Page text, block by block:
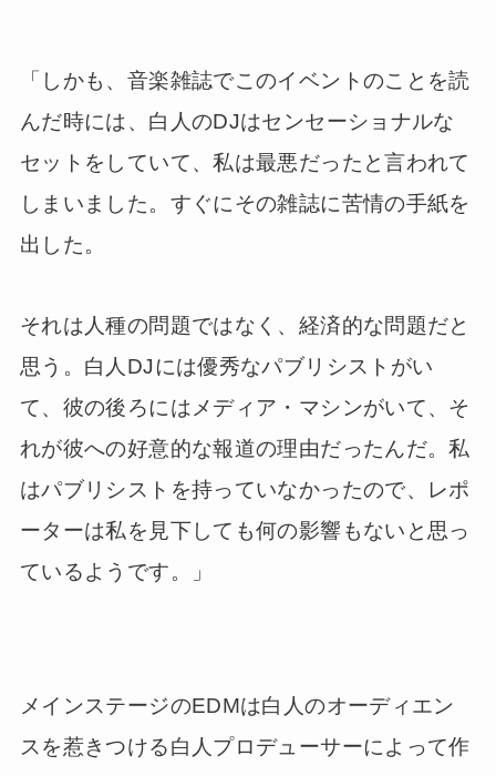
「しかも、音楽雑誌でこのイベントのことを読
んだ時には、白人のDJはセンセーショナルな
セットをしていて、私は最悪だったと言われて
しまいました。すぐにその雑誌に苦情の手紙を
出した。
それは人種の問題ではなく、経済的な問題だと
思う。白人DJには優秀なパブリシストがい
て、彼の後ろにはメディア・マシンがいて、そ
れが彼への好意的な報道の理由だったんだ。私
はパブリシストを持っていなかったので、レポ
ーターは私を見下しても何の影響もないと思っ
ているようです。」
メインステージのEDMは白人のオーディエン
スを惹きつける白人プロデューサーによって作